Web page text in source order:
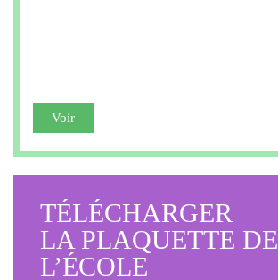
Voir
TÉLÉCHARGER
LA PLAQUETTE DE
L’ÉCOLE